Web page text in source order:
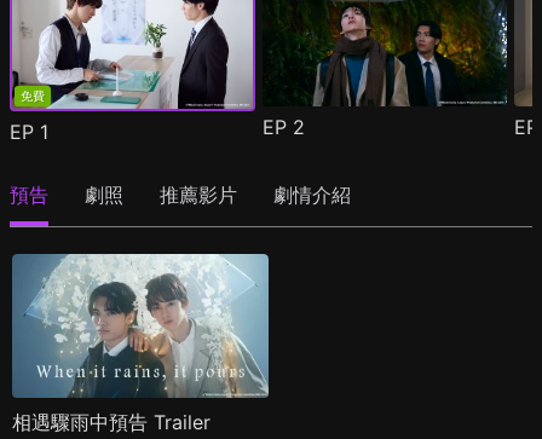
免費
EP 1 EP 2
預告 劇照 推薦影片 劇情介紹
相遇驟雨中預告 Trailer